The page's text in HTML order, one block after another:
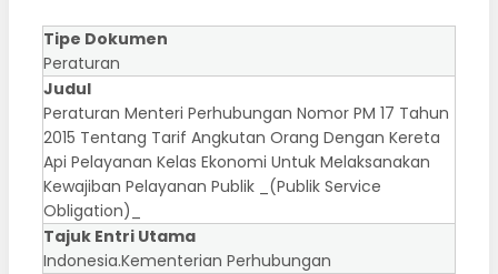
Tipe Dokumen
Peraturan
Judul
Peraturan Menteri Perhubungan Nomor PM 17 Tahun
2015 Tentang Tarif Angkutan Orang Dengan Kereta
Api Pelayanan Kelas Ekonomi Untuk Melaksanakan
Kewajiban Pelayanan Publik _(Publik Service
Obligation)_
Tajuk Entri Utama
Indonesia.Kementerian Perhubungan